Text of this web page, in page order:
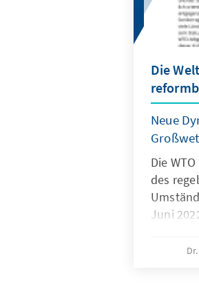
Die
Neue
Die
des
Juni